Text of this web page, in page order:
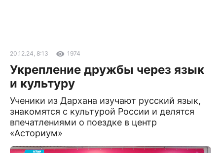
20.12.24, 8:13 1974
Укрепление дружбы через язык
и культуру
Ученики из Дархана изучают русский язык,
знакомятся с культурой России и делятся
впечатлениями о поездке в центр
«Асториум»